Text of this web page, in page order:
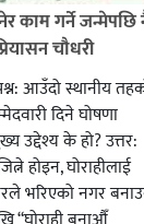
काम गर्ने जन्मेपछि
चौधरी
आउँदो स्थानीय
दिने घोषणा
उद्देश्य के हो? उत्तर:
होइन, घोराहीलाई
भरिएको नगर